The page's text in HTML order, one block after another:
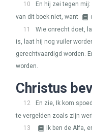
10
En hij zei tegen mij:
van dit boek niet, want
11
Wie onrecht doet,
is, laat hij nog vuiler
gerechtvaardigd worden.
worden.
Christus
12 En zie, Ik kom
te vergelden zoals zijn
13
Ik ben de Alfa,